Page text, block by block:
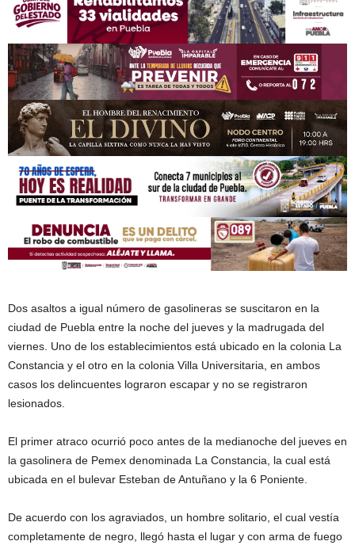
Dos asaltos a igual número de gasolineras se suscitaron en la
ciudad de Puebla entre la noche del jueves y la madrugada del
viernes. Uno de los establecimientos está ubicado en la colonia La
Constancia y el otro en la colonia Villa Universitaria, en ambos
casos los delincuentes lograron escapar y no se registraron
lesionados.
El primer atraco ocurrió poco antes de la medianoche del jueves en
la gasolinera de Pemex denominada La Constancia, la cual está
ubicada en el bulevar Esteban de Antuñano y la 6 Poniente.
De acuerdo con los agraviados, un hombre solitario, el cual vestía
completamente de negro, llegó hasta el lugar y con arma de fuego